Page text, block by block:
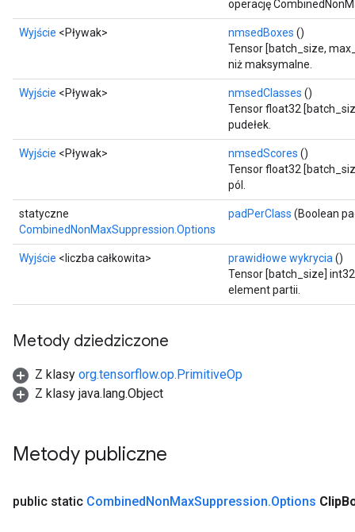
operację
Wyjście <Pływak> nmsedBoxes ()
Tensor [batch_size,
niż maksymalne.
Wyjście <Pływak> nmsedClasses ()
Tensor float32
pudełek.
Wyjście <Pływak> nmsedScores ()
Tensor float32
pól.
statyczne
CombinedNonMaxSuppression.Options
padPerClass (Boolean
Wyjście <liczba całkowita> prawidłowe wykrycia ()
Tensor [batch_size]
element partii.
Metody dziedziczone
Z klasy org.tensorflow.op.PrimitiveOp
Z klasy java.lang.Object
Metody publiczne
public static CombinedNonMaxSuppression.Options Clip